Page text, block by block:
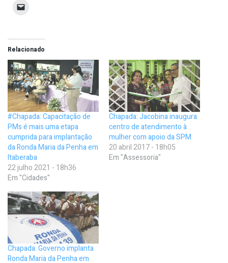
Relacionado
#Chapada: Capacitação de
PMs é mais uma etapa
cumprida para implantação
da Ronda Maria da Penha em
Itaberaba
22 julho 2021 - 18h36
Em "Cidades"
Chapada: Jacobina inaugura
centro de atendimento à
mulher com apoio da SPM
20 abril 2017 - 18h05
Em "Assessoria"
Chapada: Governo implanta
Ronda Maria da Penha em